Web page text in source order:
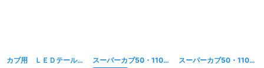
カブ用 ＬＥＤテールランプ レッド [339w ]
スーパーカブ50・110/カブプロ/クロスカブ用 ベトナムキャリア メッキ
スーパーカブ50・110/カブプロ/クロスカブ用 ベトナムキャリア ブラック